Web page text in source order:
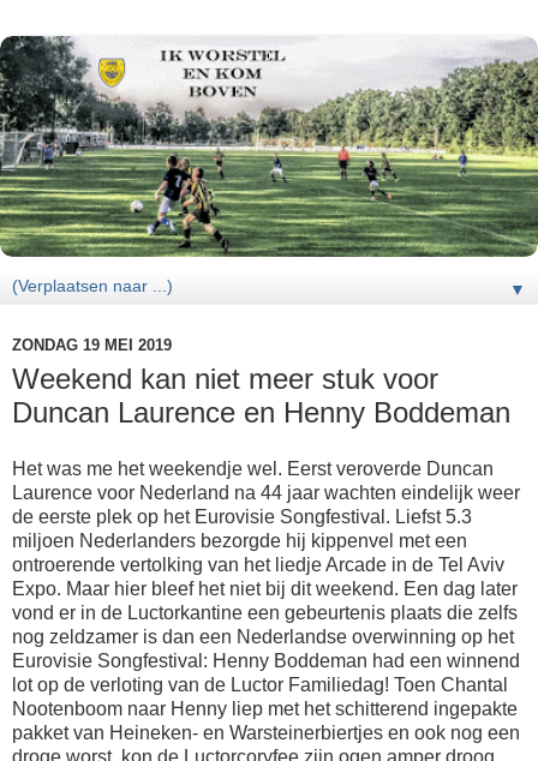
▼
ZONDAG 19 MEI 2019
Weekend kan niet meer stuk voor
Duncan Laurence en Henny Boddeman
Het was me het weekendje wel. Eerst veroverde Duncan
Laurence voor Nederland na 44 jaar wachten eindelijk weer
de eerste plek op het Eurovisie Songfestival. Liefst 5.3
miljoen Nederlanders bezorgde hij kippenvel met een
ontroerende vertolking van het liedje Arcade in de Tel Aviv
Expo. Maar hier bleef het niet bij dit weekend. Een dag later
vond er in de Luctorkantine een gebeurtenis plaats die zelfs
nog zeldzamer is dan een Nederlandse overwinning op het
Eurovisie Songfestival: Henny Boddeman had een winnend
lot op de verloting van de Luctor Familiedag! Toen Chantal
Nootenboom naar Henny liep met het schitterend ingepakte
pakket van Heineken- en Warsteinerbiertjes en ook nog een